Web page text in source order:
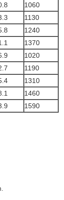
1060
1130
1240
1370
1020
1190
1310
1460
1590